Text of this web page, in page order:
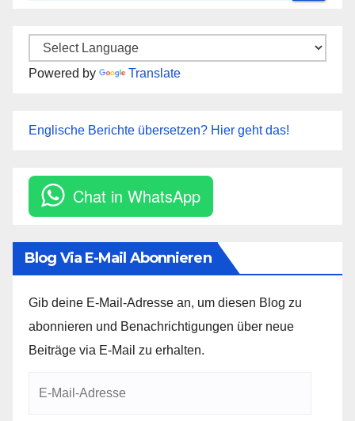
Powered by Translate
Englische Berichte übersetzen? Hier geht das!
Chat in WhatsApp
Blog Via E-Mail Abonnieren
Gib deine E-Mail-Adresse an, um diesen Blog zu
abonnieren und Benachrichtigungen über neue
Beiträge via E-Mail zu erhalten.